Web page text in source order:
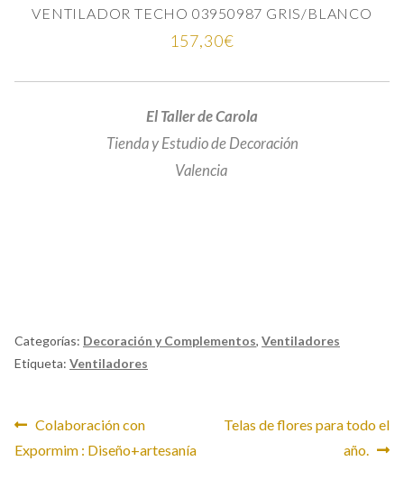
VENTILADOR TECHO 03950987 GRIS/BLANCO
157,30€
El Taller de Carola
Tienda y Estudio de Decoración
Valencia
Categorías: Decoración y Complementos, Ventiladores
Etiqueta: Ventiladores
Navegación
de
Anterior:
Colaboración con
Expormim : Diseño+artesanía
Siguiente:
Telas de flores para todo el
año.